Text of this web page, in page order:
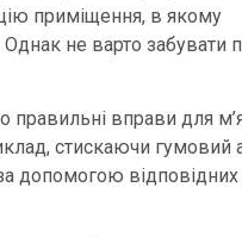
приміщення, в якому
не варто забувати
вправи для
стискаючи гумовий
допомогою відповідних